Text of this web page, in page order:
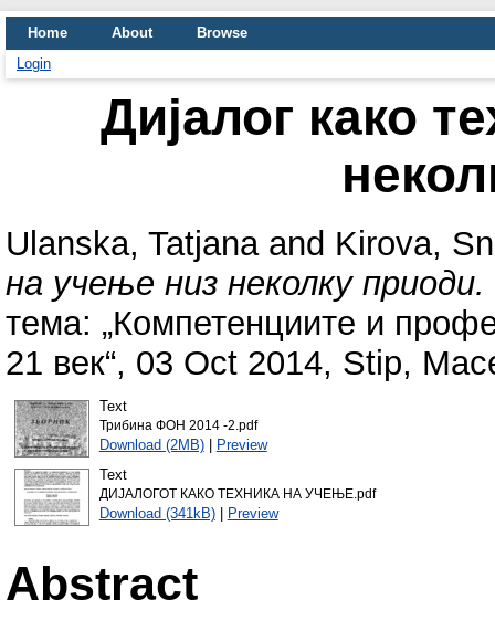
Home About
Browse
Login
Дијалог како
Ulanska, Tatjanaand Kirova,
на учење низ неколку приоди.
тема: „Компетенциите и
21 век“, 03 Oct 2014, Stip,
Text
Трибина ФОН 2014 -2.pdf
Download (2MB)| Preview
Text
ДИЈАЛОГОТ КАКО ТЕХНИКА НА УЧЕЊЕ.pdf
Download (341kB)| Preview
Abstract